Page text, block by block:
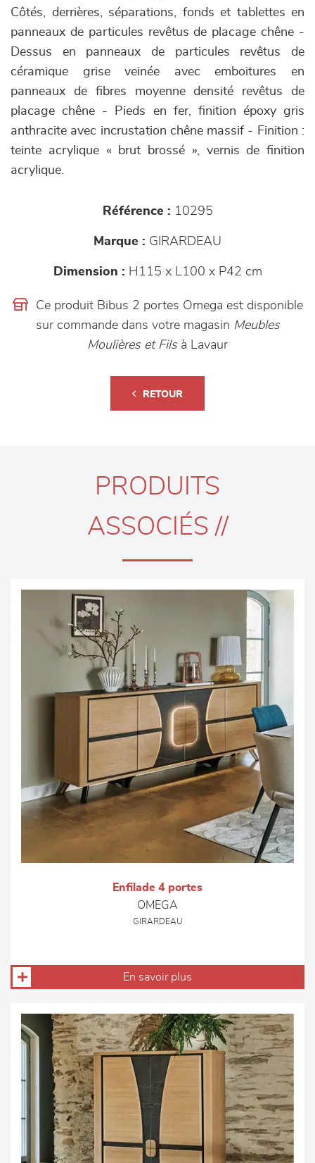
Côtés, derrières, séparations, fonds et tablettes en
panneaux de particules revêtus de placage chêne -
Dessus en panneaux de particules revêtus de
céramique grise veinée avec emboitures en
panneaux de fibres moyenne densité revêtus de
placage chêne - Pieds en fer, finition époxy gris
anthracite avec incrustation chêne massif - Finition :
teinte acrylique « brut brossé », vernis de finition
acrylique.
Référence : 10295
Marque : GIRARDEAU
Dimension : H115 x L100 x P42 cm
Ce produit Bibus 2 portes Omega est disponible
sur commande dans votre magasin Meubles
Moulières et Filsà Lavaur
RETOUR
PRODUITS
ASSOCIÉS //
Enfilade 4 portes
OMEGA
GIRARDEAU
En savoir plus